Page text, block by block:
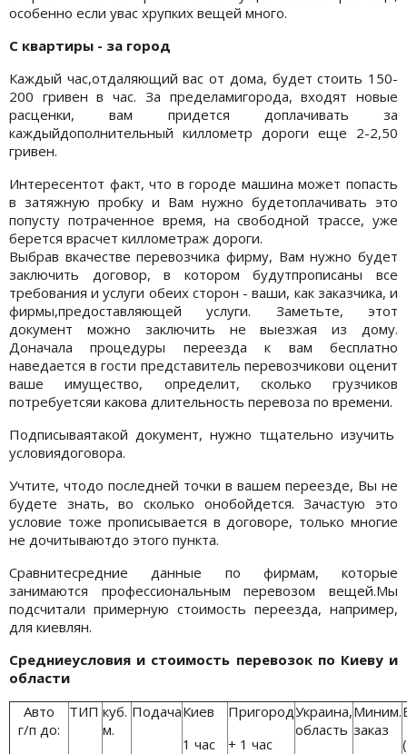
особенно если увас хрупких вещей много.
С квартиры - за город
Каждый час,отдаляющий вас от дома, будет стоить 150-
200 гривен в час. За пределамигорода, входят новые
расценки, вам придется доплачивать за
каждыйдополнительный киллометр дороги еще 2-2,50
гривен.
Интересентот факт, что в городе машина может попасть
в затяжную пробку и Вам нужно будетоплачивать это
попусту потраченное время, на свободной трассе, уже
берется врасчет киллометраж дороги.
Выбрав вкачестве перевозчика фирму, Вам нужно будет
заключить договор, в котором будутпрописаны все
требования и услуги обеих сторон - ваши, как заказчика, и
фирмы,предоставляющей услуги. Заметьте, этот
документ можно заключить не выезжая из дому.
Доначала процедуры переезда к вам бесплатно
наведается в гости представитель перевозчикови оценит
ваше имущество, определит, сколько грузчиков
потребуетсяи какова длительность перевоза по времени.
Подписываятакой документ, нужно тщательно изучить
условиядоговора.
Учтите, чтодо последней точки в вашем переезде, Вы не
будете знать, во сколько онобойдется. Зачастую это
условие тоже прописывается в договоре, только многие
не дочитываютдо этого пункта.
Сравнитесредние данные по фирмам, которые
занимаются профессиональным перевозом вещей.Мы
подсчитали примерную стоимость переезда, например,
для киевлян.
Средниеусловия и стоимость перевозок по Киеву и
области
Авто
г/п до:
ТИП куб.
м.
ПодачаКиев
1 час
Пригород
+ 1 час
Украина,
область
Миним.
заказ